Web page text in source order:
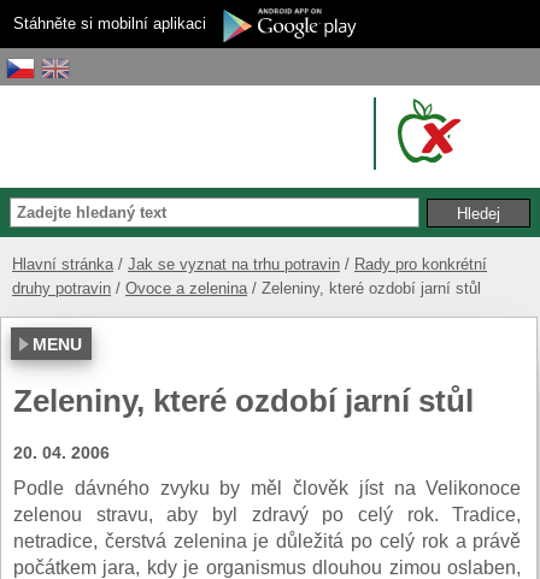
Stáhněte si mobilní aplikaci
Hlavní stránka Jak se vyznat na trhu potravin
Rady pro konkrétní
druhy potravin
Ovoce a zelenina Zeleniny, které ozdobí jarní stůl
MENU
Zeleniny, které ozdobí jarní stůl
20. 04. 2006
Podle dávného zvyku by měl člověk jíst na Velikonoce
zelenou stravu, aby byl zdravý po celý rok. Tradice,
netradice, čerstvá zelenina je důležitá po celý rok a právě
počátkem jara, kdy je organismus dlouhou zimou oslaben,